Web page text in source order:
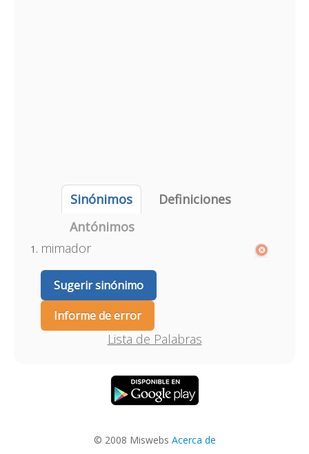
Sinónimos
Definiciones
Antónimos
mimador
Sugerir sinónimo
Informe de error
Lista de Palabras
© 2008 Miswebs Acerca de